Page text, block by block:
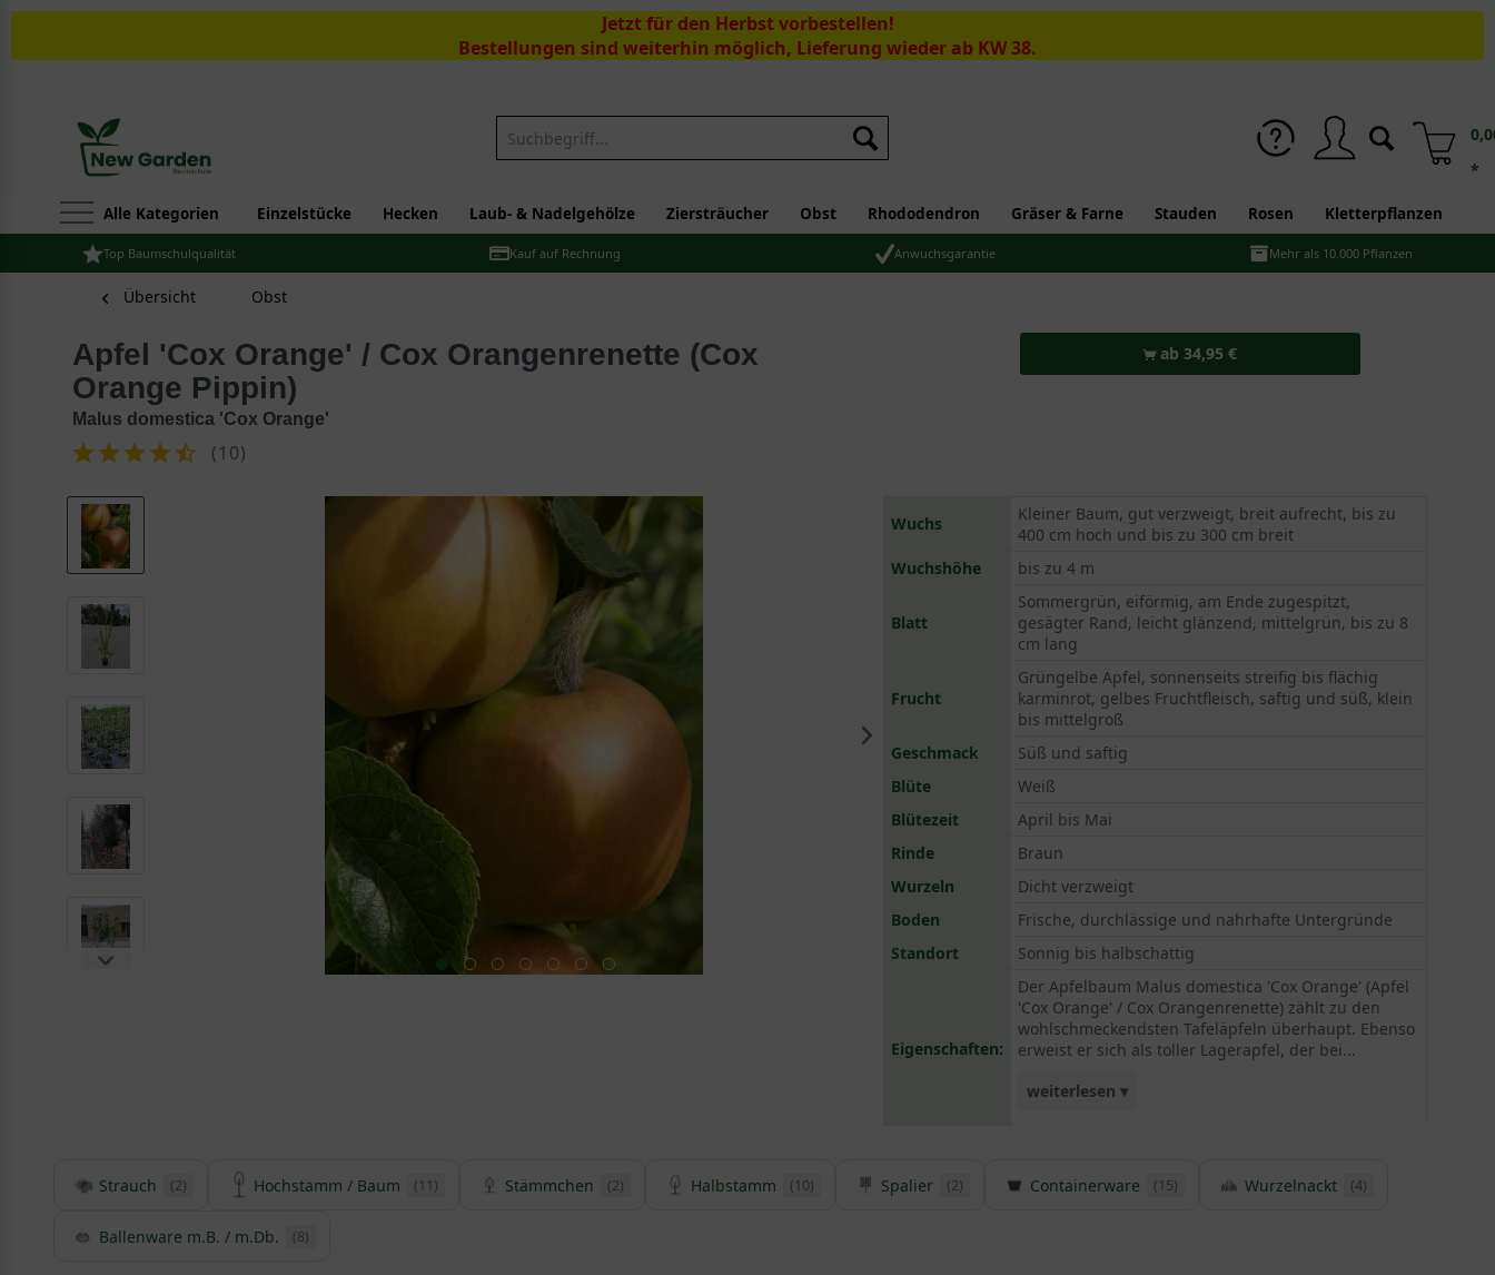
Jetzt für den Herbst vorbestellen!
Bestellungen sind weiterhin möglich, Lieferung wieder ab KW 38.
Suchen
*
Alle Kategorien Einzelstücke Hecken Laub- & Nadelgehölze Ziersträucher Obst Rhododendron Gräser & Farne Stauden Rosen Kletterpflanzen
Top Baumschulqualität Kauf auf Rechnung Anwuchsgarantie Mehr als 10.000 Pflanzen
Übersicht Obst
Apfel 'Cox Orange' / Cox Orangenrenette (Cox
Orange Pippin)
Malus domestica 'Cox Orange'
(10)
ab 34,95 €
Wuchs
Kleiner Baum, gut verzweigt, breit aufrecht, bis zu
400 cm hoch und bis zu 300 cm breit
Wuchshöhe
bis zu 4 m
Blatt
Sommergrün, eiförmig, am Ende zugespitzt,
gesägter Rand, leicht glänzend, mittelgrün, bis zu 8
cm lang
Frucht
Grüngelbe Äpfel, sonnenseits streifig bis flächig
karminrot, gelbes Fruchtfleisch, saftig und süß, klein
bis mittelgroß
Geschmack
Süß und saftig
Blüte
Weiß
Blütezeit
April bis Mai
Rinde
Braun
Wurzeln
Dicht verzweigt
Boden
Frische, durchlässige und nahrhafte Untergründe
Standort
Sonnig bis halbschattig
Eigenschaften:
Der Apfelbaum Malus domestica 'Cox Orange' (Apfel
'Cox Orange' / Cox Orangenrenette) zählt zu den
wohlschmeckendsten Tafeläpfeln überhaupt. Ebenso
erweist er sich als toller Lagerapfel, der bei...
weiterlesen ▾
einen niedrigen Allergengehalt besitzt. Als
Strauch (2) Hochstamm / Baum (11) Stämmchen (2) Halbstamm (10) Spalier (2) Containerware (15) Wurzelnackt (4)
Ballenware m.B. / m.Db. (8)